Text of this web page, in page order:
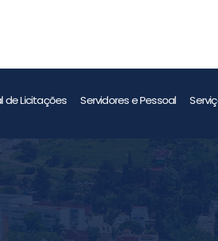
de Licitações Servidores e Pessoal